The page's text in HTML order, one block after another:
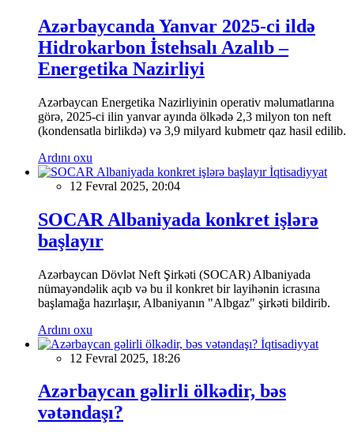
Azərbaycanda Yanvar 2025-ci ildə
Hidrokarbon İstehsalı Azalıb –
Energetika Nazirliyi
Azərbaycan Energetika Nazirliyinin operativ məlumatlarına
görə, 2025-ci ilin yanvar ayında ölkədə 2,3 milyon ton neft
(kondensatla birlikdə) və 3,9 milyard kubmetr qaz hasil edilib.
Ardını oxu
İqtisadiyyat
12 Fevral 2025, 20:04
SOCAR Albaniyada konkret işlərə
başlayır
Azərbaycan Dövlət Neft Şirkəti (SOCAR) Albaniyada
nümayəndəlik açıb və bu il konkret bir layihənin icrasına
başlamağa hazırlaşır, Albaniyanın "Albgaz" şirkəti bildirib.
Ardını oxu
İqtisadiyyat
12 Fevral 2025, 18:26
Azərbaycan gəlirli ölkədir, bəs
vətəndaşı?